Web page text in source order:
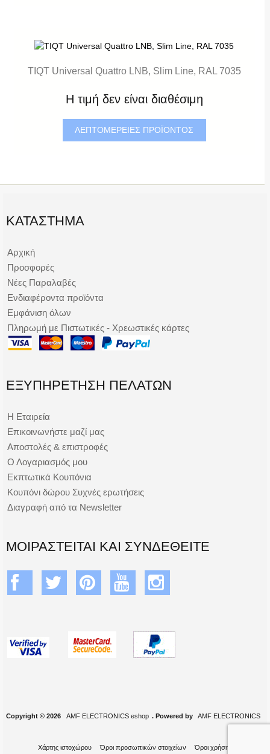
TIQT Universal Quattro LNB, Slim Line, RAL 7035
Η τιμή δεν είναι διαθέσιμη
ΛΕΠΤΟΜΈΡΕΙΕΣ ΠΡΟΪΌΝΤΟΣ
ΚΑΤΆΣΤΗΜΑ
Αρχική
Προσφορές
Νέες Παραλαβές
Ενδιαφέροντα προϊόντα
Εμφάνιση όλων
Πληρωμή με Πιστωτικές - Χρεωστικές κάρτες
ΕΞΥΠΗΡΈΤΗΣΗ ΠΕΛΑΤΏΝ
Η Εταιρεία
Επικοινωνήστε μαζί μας
Αποστολές & επιστροφές
Ο Λογαριασμός μου
Εκπτωτικά Κουπόνια
Κουπόνι δώρου Συχνές ερωτήσεις
Διαγραφή από τα Newsletter
ΜΟΙΡΑΣΤΕΊΤΑΙ ΚΑΙ ΣΥΝΔΕΘΕΊΤΕ
Copyright © 2026 AMF ELECTRONICS eshop . Powered by AMF ELECTRONICS
Χάρτης ιστοχώρου Όροι προσωπικών στοιχείων Όροι χρήσης